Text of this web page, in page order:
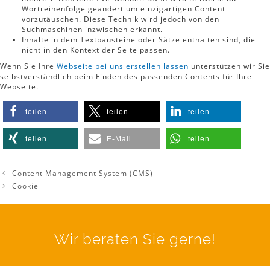
Wortreihenfolge geändert um einzigartigen Content
vorzutäuschen. Diese Technik wird jedoch von den
Suchmaschinen inzwischen erkannt.
Inhalte in dem Textbausteine oder Sätze enthalten sind, die
nicht in den Kontext der Seite passen.
Wenn Sie Ihre Webseite bei uns erstellen lassen unterstützen wir Sie
selbstverständlich beim Finden des passenden Contents für Ihre
Webseite.
teilen teilen teilen
teilen E-Mail teilen
Content Management System (CMS)
Cookie
Wir beraten Sie gerne!